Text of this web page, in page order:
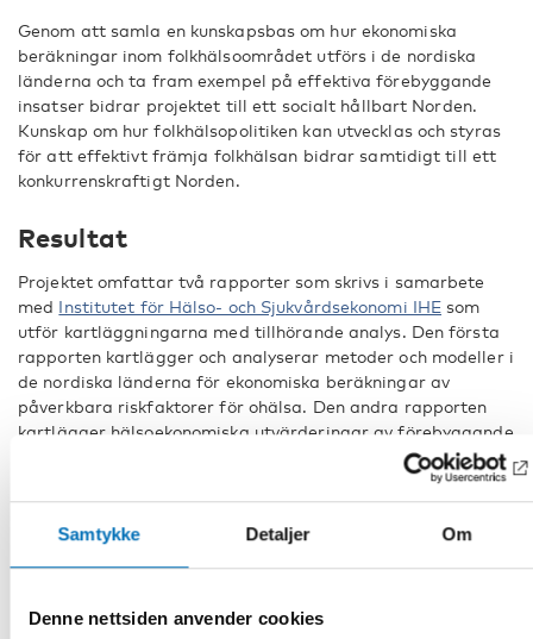
Samtykke Detaljer Om
Denne nettsiden anvender cookies
Genom att samla en kunskapsbas om hur ekonomiska
beräkningar inom folkhälsoområdet utförs i de nordiska
länderna och ta fram exempel på effektiva förebyggande
insatser bidrar projektet till ett socialt hållbart Norden.
Kunskap om hur folkhälsopolitiken kan utvecklas och styras
för att effektivt främja folkhälsan bidrar samtidigt till ett
konkurrenskraftigt Norden.
Resultat
Projektet omfattar två rapporter som skrivs i samarbete
med Institutet för Hälso- och Sjukvårdsekonomi IHE som
utför kartläggningarna med tillhörande analys. Den första
rapporten kartlägger och analyserar metoder och modeller i
de nordiska länderna för ekonomiska beräkningar av
påverkbara riskfaktorer för ohälsa. Den andra rapporten
kartlägger hälsoekonomiska utvärderingar av förebyggande
och hälsofrämjande insatser som gjorts i de nordiska
länderna under senare år samt gör en analys av den
samlade kunskapsbilden från dessa.
Rapporterna publiceras våren 2027 och resultaten sprids
genom webbinarier som riktar sig till myndigheter, forskare